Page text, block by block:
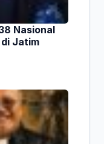
Nasional
di Jatim